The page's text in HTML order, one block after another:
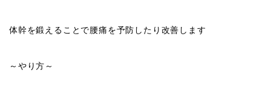
体幹を鍛えることで腰痛を予防したり改善します
～やり方～